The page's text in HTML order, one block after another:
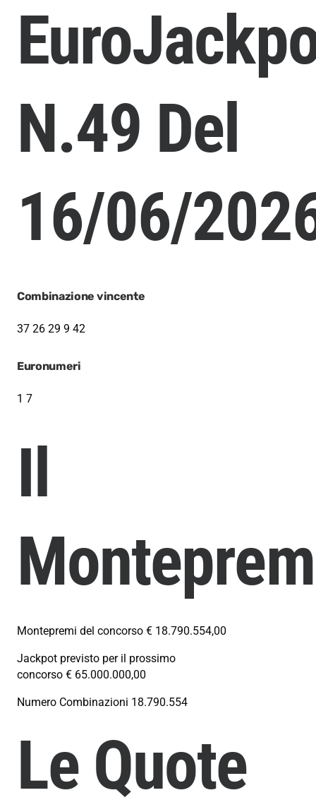
N.49 Del
16/06/
Combinazione vincente
37 26 29 9 42
Euronumeri
1 7
Il
Montepremi del concorso € 18.790.554,00
Jackpot previsto per il prossimo
concorso € 65.000.000,00
Numero Combinazioni 18.790.554
Le Quote